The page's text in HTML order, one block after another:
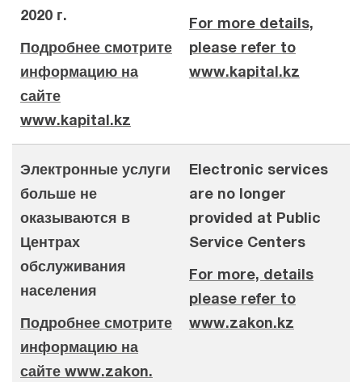
2020 г.
Подробнее смотрите
информацию на
сайте
www.kapital.kz
For more details,
please refer to
www.kapital.kz
Электронные услуги
больше не
оказываются в
Центрах
обслуживания
населения
Подробнее смотрите
информацию на
сайте www.zakon.
Electronic services
are no longer
provided at Public
Service Centers
For more, details
please refer to
www.zakon.kz